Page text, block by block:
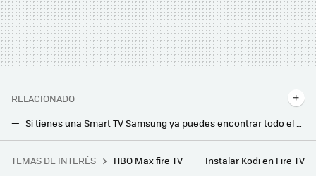
RELACIONADO
Si tienes una Smart TV Samsung ya puedes encontrar todo el contenido de Mitele con sólo un click en el mando a distancia
"Solo quieren un descanso de ser humanos". La última tendencia en China entre los jóvenes es difícil de explicar
TEMAS DE INTERÉS HBO Max fire TV Instalar Kodi en Fire TV